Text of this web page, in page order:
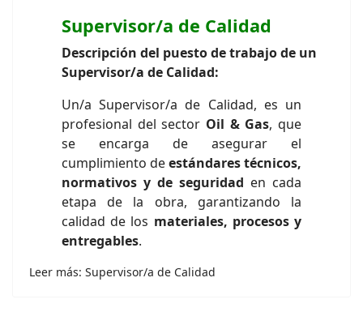
Supervisor/a de Calidad
Descripción del puesto de trabajo de un
Supervisor/a de Calidad:
Un/a Supervisor/a de Calidad, es un
profesional del sector Oil & Gas, que
se encarga de asegurar el
cumplimiento deestándares técnicos,
normativos y de seguridad en cada
etapa de la obra, garantizando la
calidad de los materiales, procesos y
entregables.
Leer más: Supervisor/a de Calidad